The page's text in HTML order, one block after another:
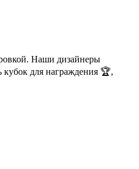
Наши дизайнеры
кубок для награждения 🏆,